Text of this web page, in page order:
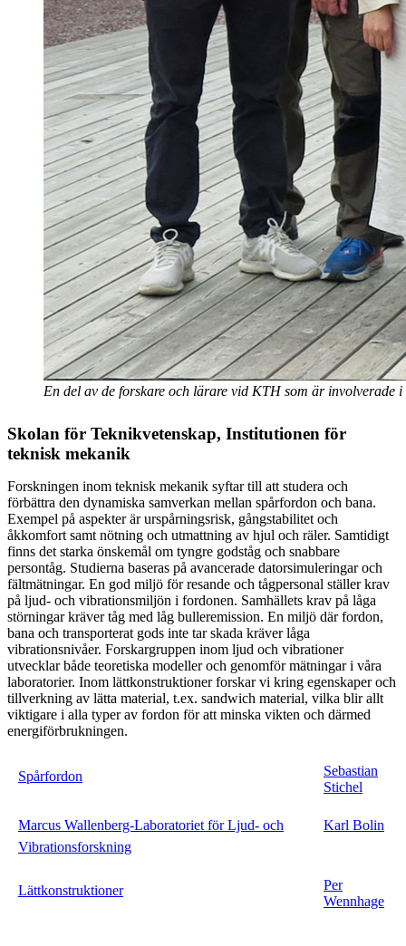
En del av de forskare och lärare vid KTH som är involverade
Skolan för Teknikvetenskap, Institutionen för
teknisk mekanik
Forskningen inom teknisk mekanik syftar till att studera och
förbättra den dynamiska samverkan mellan spårfordon och bana.
Exempel på aspekter är urspårningsrisk, gångstabilitet och
åkkomfort samt nötning och utmattning av hjul och räler. Samtidigt
finns det starka önskemål om tyngre godståg och snabbare
persontåg. Studierna baseras på avancerade datorsimuleringar och
fältmätningar. En god miljö för resande och tågpersonal ställer krav
på ljud- och vibrationsmiljön i fordonen. Samhällets krav på låga
störningar kräver tåg med låg bulleremission. En miljö där fordon,
bana och transporterat gods inte tar skada kräver låga
vibrationsnivåer. Forskargruppen inom ljud och vibrationer
utvecklar både teoretiska modeller och genomför mätningar i våra
laboratorier. Inom lättkonstruktioner forskar vi kring egenskaper och
tillverkning av lätta material, t.ex. sandwich material, vilka blir allt
viktigare i alla typer av fordon för att minska vikten och därmed
energiförbrukningen.
Spårfordon
Sebastian
Stichel
Marcus Wallenberg-Laboratoriet för Ljud- och
Vibrationsforskning
Karl Bolin
Lättkonstruktioner
Per
Wennhage